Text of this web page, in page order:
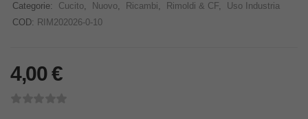
Categorie: Cucito, Nuovo, Ricambi, Rimoldi & CF,
Uso Industria
COD: RIM202026-0-10
4,00€